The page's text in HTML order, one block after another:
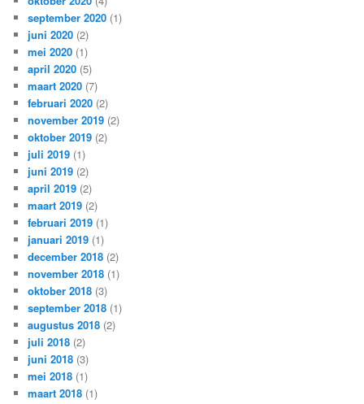
september 2020 (1)
juni 2020 (2)
mei 2020 (1)
april 2020 (5)
maart 2020 (7)
februari 2020 (2)
november 2019 (2)
oktober 2019 (2)
juli 2019 (1)
juni 2019 (2)
april 2019 (2)
maart 2019 (2)
februari 2019 (1)
januari 2019 (1)
december 2018 (2)
november 2018 (1)
oktober 2018 (3)
september 2018 (1)
augustus 2018 (2)
juli 2018 (2)
juni 2018 (3)
mei 2018 (1)
maart 2018 (1)